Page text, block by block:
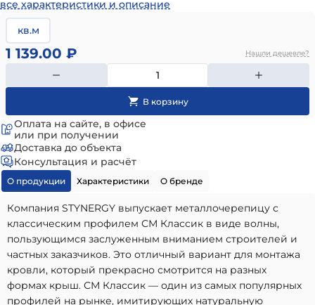
все характеристики и описание
кв.м
1 139.00 ₽ Нашли дешевле?
Оплата на сайте, в офисе
или при получении
Доставка до объекта
Консультация и расчёт
О продукции Характеристики О бренде
Компания STYNERGY выпускает металлочерепицу с
классическим профилем СМ Классик в виде волны,
пользующимся заслуженным вниманием строителей и
частных заказчиков. Это отличный вариант для монтажа
кровли, который прекрасно смотрится на разных
формах крыш. СМ Классик — один из самых популярных
профилей на рынке, имитирующих натуральную